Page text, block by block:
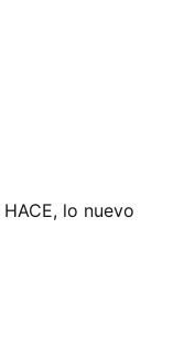
lo nuevo